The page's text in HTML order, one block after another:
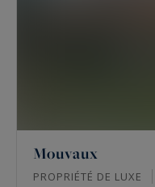
Mouvaux
PROPRIÉTÉ DE LUXE